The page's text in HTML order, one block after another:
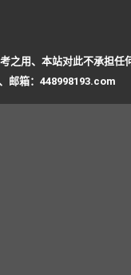
之用、本站对此不承担任
邮箱：448998193.com